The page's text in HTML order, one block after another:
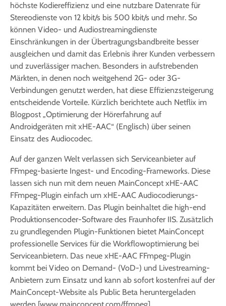
höchste Kodiereffizienz und eine nutzbare Datenrate für
Stereodienste von 12 kbit/s bis 500 kbit/s und mehr. So
können Video- und Audiostreamingdienste
Einschränkungen in der Übertragungsbandbreite besser
ausgleichen und damit das Erlebnis ihrer Kunden verbessern
und zuverlässiger machen. Besonders in aufstrebenden
Märkten, in denen noch weitgehend 2G- oder 3G-
Verbindungen genutzt werden, hat diese Effizienzsteigerung
entscheidende Vorteile. Kürzlich berichtete auch Netflix im
Blogpost „Optimierung der Hörerfahrung auf
Androidgeräten mit xHE-AAC“ (Englisch) über seinen
Einsatz des Audiocodec.
Auf der ganzen Welt verlassen sich Serviceanbieter auf
FFmpeg-basierte Ingest- und Encoding-Frameworks. Diese
lassen sich nun mit dem neuen MainConcept xHE-AAC
FFmpeg-Plugin einfach um xHE-AAC Audiocodierungs-
Kapazitäten erweitern. Das Plugin beinhaltet die high-end
Produktionsencoder-Software des Fraunhofer IIS. Zusätzlich
zu grundlegenden Plugin-Funktionen bietet MainConcept
professionelle Services für die Workflowoptimierung bei
Serviceanbietern. Das neue xHE-AAC FFmpeg-Plugin
kommt bei Video on Demand- (VoD-) und Livestreaming-
Anbietern zum Einsatz und kann ab sofort kostenfrei auf der
MainConcept-Website als Public Beta heruntergeladen